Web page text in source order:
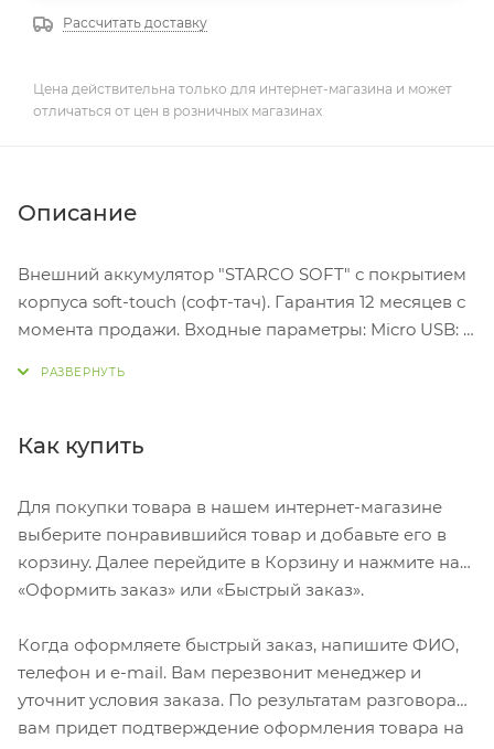
Рассчитать доставку
Цена действительна только для интернет-магазина и может
отличаться от цен в розничных магазинах
Описание
Внешний аккумулятор "STARCO SOFT" с покрытием
корпуса soft-touch (софт-тач). Гарантия 12 месяцев с
момента продажи. Входные параметры: Micro USB: 2
полимерный аккумулятор Емкость: 10 000 мАч
разъемом Micro-USB.
Как купить
Для покупки товара в нашем интернет-магазине
выберите понравившийся товар и добавьте его в
корзину. Далее перейдите в Корзину и нажмите на
«Оформить заказ» или «Быстрый заказ».
Когда оформляете быстрый заказ, напишите ФИО,
телефон и e-mail. Вам перезвонит менеджер и
уточнит условия заказа. По результатам разговора
вам придет подтверждение оформления товара на